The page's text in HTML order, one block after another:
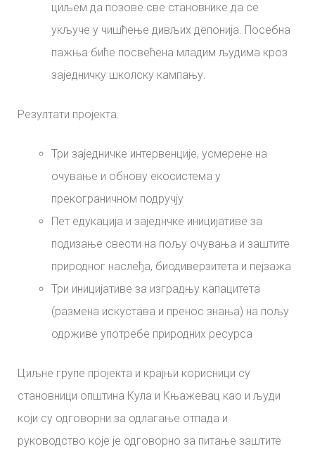
циљем да позове све становнике да се
укључе у чишћење дивљих депонија. Посебна
пажња биће посвећена младим људима кроз
заједничку школску кампању.
Резултати пројекта.
Три заједничке интервенције, усмерене на
очување и обнову екосистема у
прекограничном подручју
Пет едукација и заједнчке иницијативе за
подизање свести на пољу очувања и заштите
природног наслеђа, биодиверзитета и пејзажа
Три иницијативе за изградњу капацитета
(размена искустава и пренос знања) на пољу
одрживе употребе природних ресурса
Циљне групе пројекта и крајњи корисници су
становници општина Кула и Књажевац као и људи
који су одговорни за одлагање отпада и
руководство које је одговорно за питање заштите